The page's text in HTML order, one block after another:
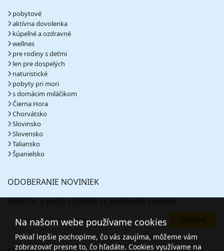
pobytové
aktívna dovolenka
kúpeľné a ozdravné
wellnes
pre rodiny s deťmi
len pre dospelých
naturistické
pobyty pri mori
s domácim miláčikom
Čierna Hora
Chorvátsko
Slovinsko
Slovensko
Taliansko
Španielsko
ODOBERANIE NOVINIEK
Na našom webe používame cookies
Pokiaľ lepšie pochopíme, čo vás zaujíma, môžeme vám
zobrazovať presne to, čo hľadáte. Cookies využívame na